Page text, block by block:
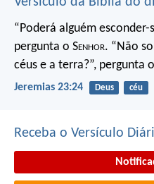
“Poderá alguém esconder-
pergunta o Senhor. “Não
céus e a terra?”, pergunta
Jeremias 23:24 Deus céu
Receba o Versículo